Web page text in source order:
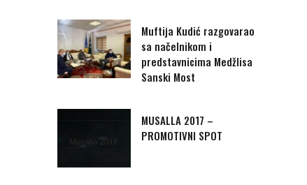
Muftija Kudić razgovarao
sa načelnikom i
predstavnicima Medžlisa
Sanski Most
MUSALLA 2017 –
PROMOTIVNI SPOT